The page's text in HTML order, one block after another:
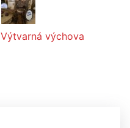
Výtvarná výchova